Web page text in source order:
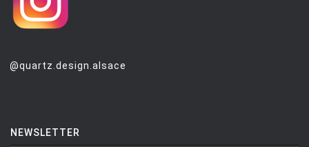
@quartz.design.alsace
NEWSLETTER